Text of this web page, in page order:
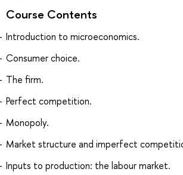
Course Contents
Introduction to microeconomics.
Consumer choice.
The firm.
Perfect competition.
Monopoly.
Market structure and imperfect
Inputs to production: the labour market.